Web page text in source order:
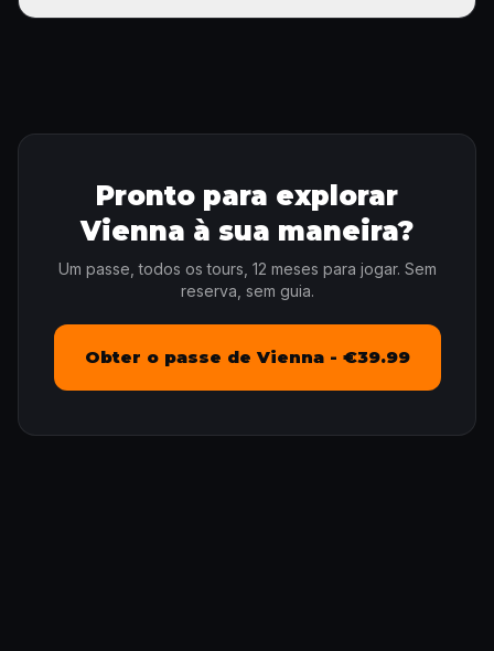
Pronto para explorar
Vienna à sua maneira?
Um passe, todos os tours, 12 meses para jogar. Sem
reserva, sem guia.
Obter o passe de Vienna - €39.99